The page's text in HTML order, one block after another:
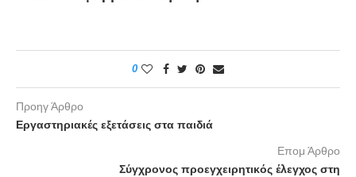
0
Προηγ Άρθρο
Εργαστηριακές εξετάσεις στα παιδιά
Επομ Άρθρο
Σύγχρονος προεγχειρητικός έλεγχος στη